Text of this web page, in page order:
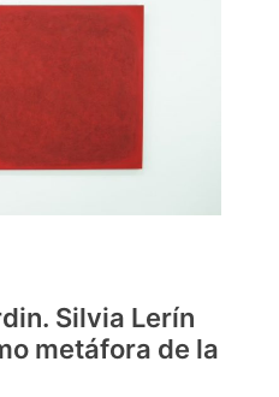
Silvia Lerín
metáfora de la